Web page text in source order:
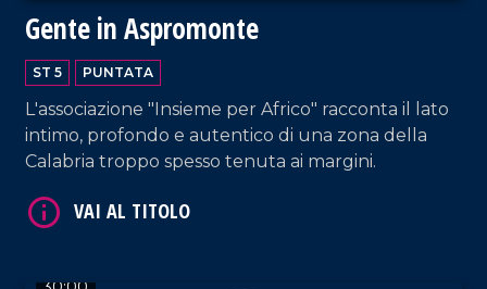
Gente in Aspromonte
ST 5 PUNTATA
L'associazione "Insieme per Africo" racconta il lato
intimo, profondo e autentico di una zona della
Calabria troppo spesso tenuta ai margini.
VAI AL TITOLO